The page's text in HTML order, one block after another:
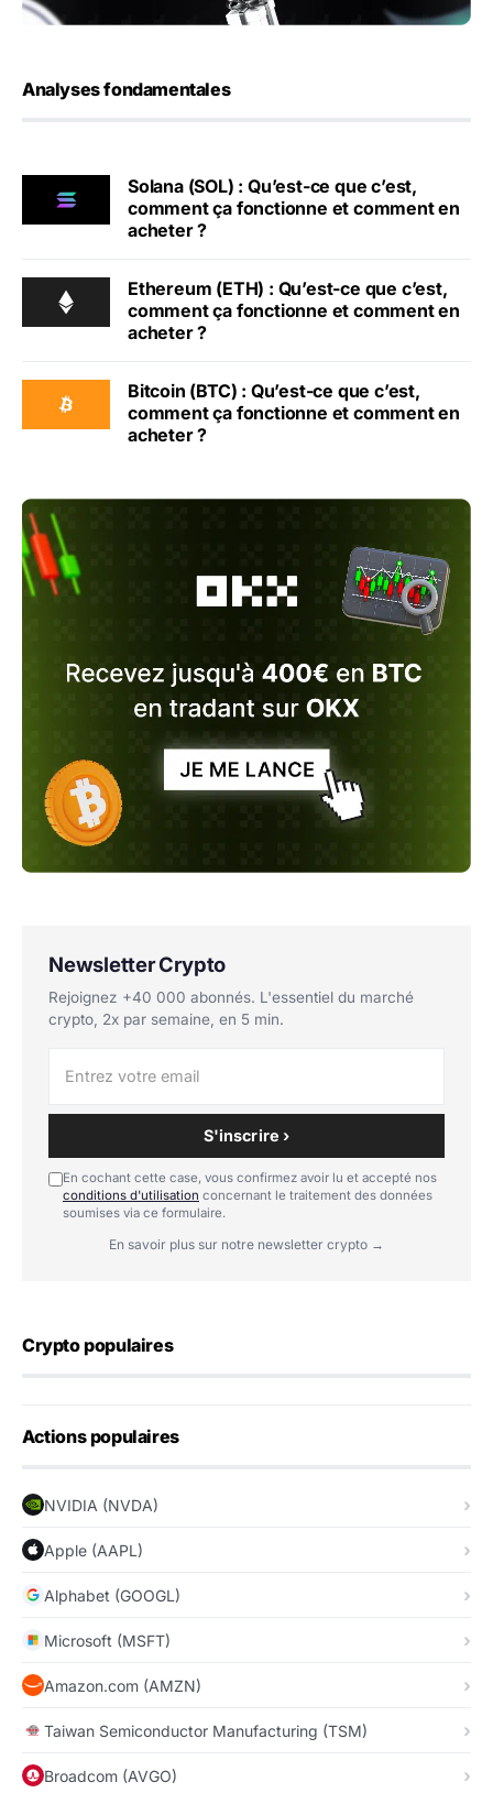
Analyses fondamentales
Solana (SOL) : Qu’est-ce que c’est,
comment ça fonctionne et comment en
acheter ?
Ethereum (ETH) : Qu’est-ce que c’est,
comment ça fonctionne et comment en
acheter ?
Bitcoin (BTC) : Qu’est-ce que c’est,
comment ça fonctionne et comment en
acheter ?
Newsletter Crypto
Rejoignez +40 000 abonnés. L'essentiel du marché
crypto, 2x par semaine, en 5 min.
S'inscrire ›
En cochant cette case, vous confirmez avoir lu et accepté nos
conditions d'utilisation concernant le traitement des données
soumises via ce formulaire.
En savoir plus sur notre newsletter crypto →
Crypto populaires
Actions populaires
NVIDIA (NVDA)
Apple (AAPL)
Alphabet (GOOGL)
Microsoft (MSFT)
Amazon.com (AMZN)
Taiwan Semiconductor Manufacturing (TSM)
Broadcom (AVGO)